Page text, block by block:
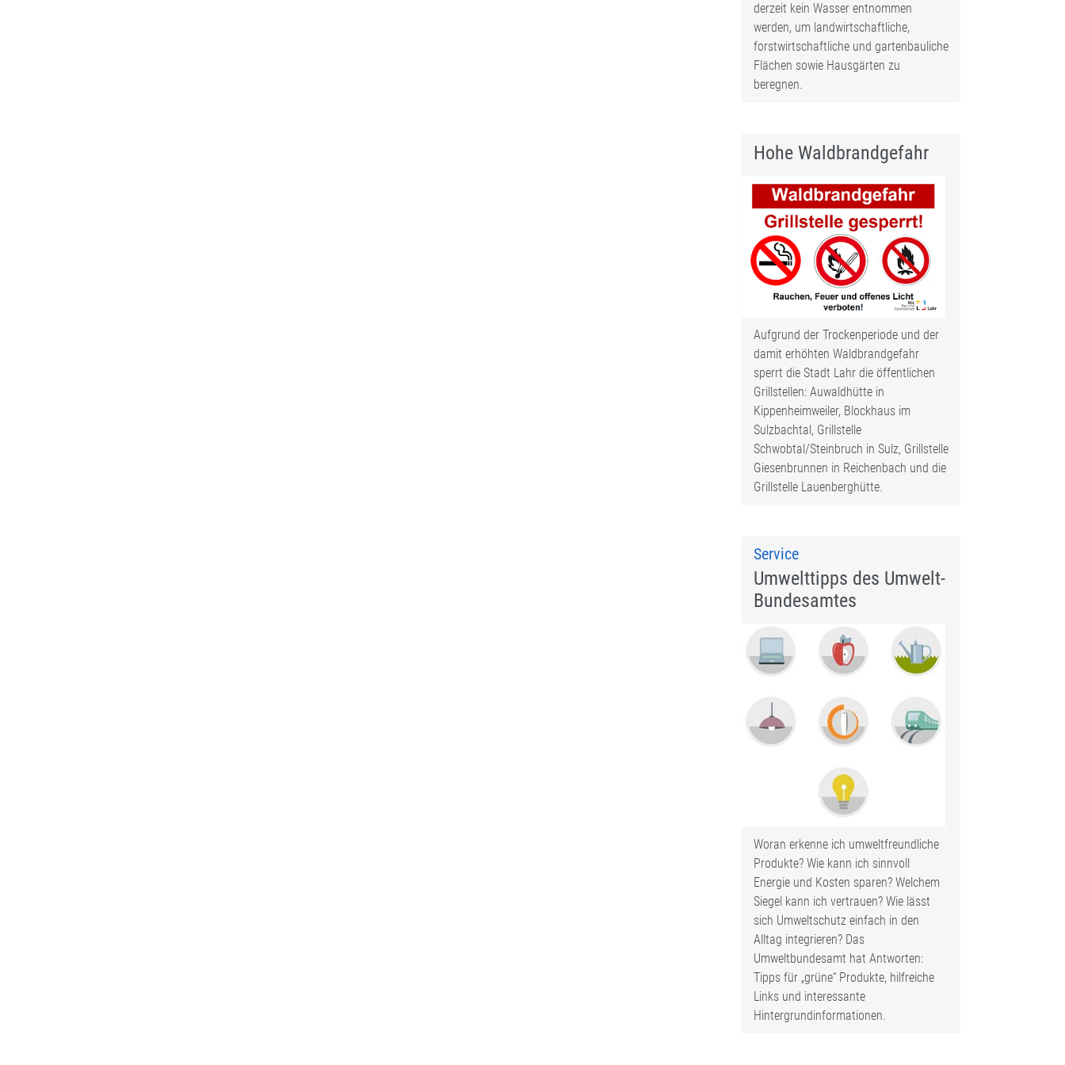
derzeit kein Wasser entnommen
werden, um landwirtschaftliche,
forstwirtschaftliche und gartenbauliche
Flächen sowie Hausgärten zu
beregnen.
Hohe Waldbrandgefahr
Aufgrund der Trockenperiode und der
damit erhöhten Waldbrandgefahr
sperrt die Stadt Lahr die öffentlichen
Grillstellen: Auwaldhütte in
Kippenheimweiler, Blockhaus im
Sulzbachtal, Grillstelle
Schwobtal/Steinbruch in Sulz, Grillstelle
Giesenbrunnen in Reichenbach und die
Grillstelle Lauenberghütte.
Service
Umwelttipps des Umwelt-
Bundesamtes
Woran erkenne ich umweltfreundliche
Produkte? Wie kann ich sinnvoll
Energie und Kosten sparen? Welchem
Siegel kann ich vertrauen? Wie lässt
sich Umweltschutz einfach in den
Alltag integrieren? Das
Umweltbundesamt hat Antworten:
Tipps für „grüne“ Produkte, hilfreiche
Links und interessante
Hintergrundinformationen.